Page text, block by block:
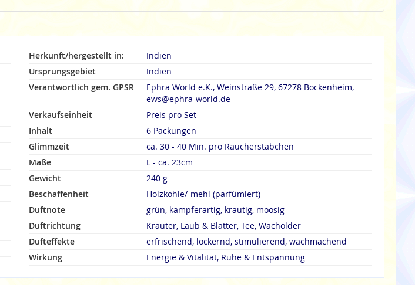
Herkunft/hergestellt in:
Indien
Ursprungsgebiet
Indien
Verantwortlich gem. GPSR
Ephra World e.K., Weinstraße 29, 67278 Bockenheim,
ews@ephra-world.de
Verkaufseinheit
Preis pro Set
Inhalt
6 Packungen
Glimmzeit
ca. 30 - 40 Min. pro Räucherstäbchen
Maße
L - ca. 23cm
Gewicht
240 g
Beschaffenheit
Holzkohle/-mehl (parfümiert)
Duftnote
grün, kampferartig, krautig, moosig
Duftrichtung
Kräuter, Laub & Blätter, Tee, Wacholder
Dufteffekte
erfrischend, lockernd, stimulierend, wachmachend
Wirkung
Energie & Vitalität, Ruhe & Entspannung